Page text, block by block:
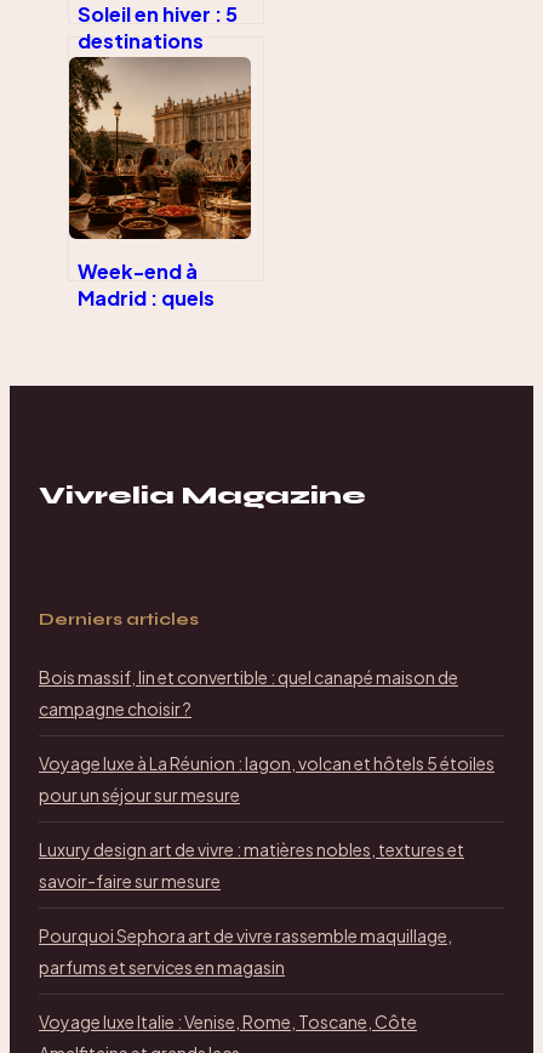
Soleil en hiver : 5
destinations
accessibles pour
fuir le froid sans
dépasser votre
budget
Week-end à
Madrid : quels
Vivrelia Magazine
Derniers articles
Bois massif, lin et convertible : quel canapé maison de
campagne choisir ?
Voyage luxe à La Réunion : lagon, volcan et hôtels 5 étoiles
pour un séjour sur mesure
Luxury design art de vivre : matières nobles, textures et
savoir-faire sur mesure
Pourquoi Sephora art de vivre rassemble maquillage,
parfums et services en magasin
Voyage luxe Italie : Venise, Rome, Toscane, Côte